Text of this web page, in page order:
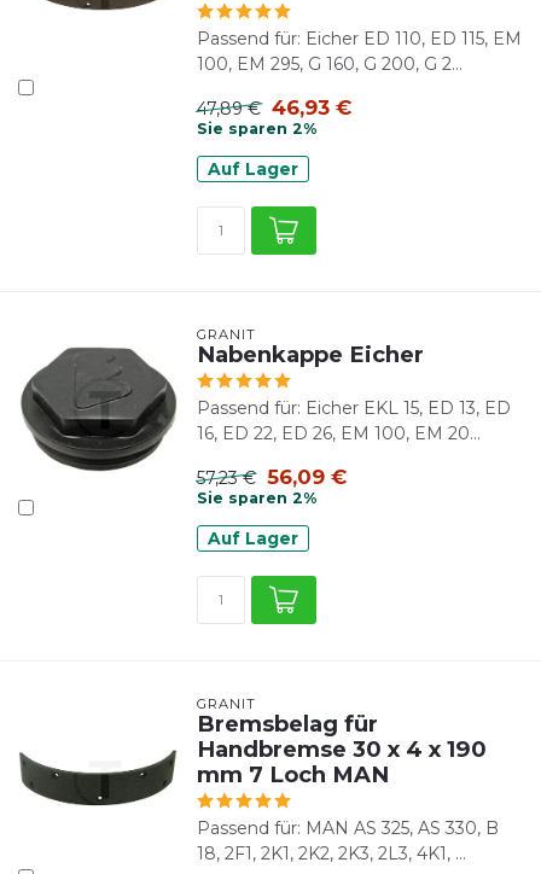
Passend für: Eicher ED 110, ED 115, EM
100, EM 295, G 160, G 200, G 2...
47,89 € 46,93 €
Sie sparen 2%
Auf Lager
GRANIT
Nabenkappe Eicher
Passend für: Eicher EKL 15, ED 13, ED
16, ED 22, ED 26, EM 100, EM 20...
57,23 € 56,09 €
Sie sparen 2%
Auf Lager
GRANIT
Bremsbelag für
Handbremse 30 x 4 x 190
mm 7 Loch MAN
Passend für: MAN AS 325, AS 330, B
18, 2F1, 2K1, 2K2, 2K3, 2L3, 4K1, ...